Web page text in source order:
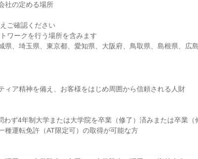
社の定める場所
ご確認ください
ワークを行う場所を含みます
県、埼玉県、東京都、愛知県、大阪府、鳥取県、島根県、広
ィア精神を備え、お客様をはじめ周囲から信頼される人財
わず4年制大学または大学院を卒業（修了）済みまたは卒業（
種運転免許（AT限定可）の取得が可能な方